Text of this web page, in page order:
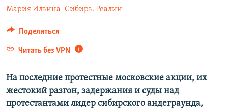
УКРАИНСКАЯ ПРОБЛЕМА КРЫМА
Все сайты RFE/RL
Мария Ильина Сибирь. Реалии
Поделиться
Читать без VPN
На последние протестные московские акции, их
жестокий разгон, задержания и суды над
протестантами лидер сибирского андеграунда,